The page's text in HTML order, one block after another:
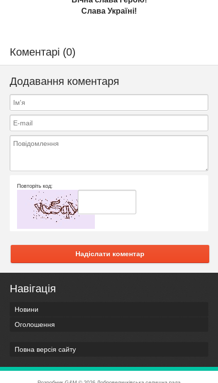
Слава Україні!
Коментарі (0)
Додавання коментаря
Повторіть код:
Надіслати коментар
Навігація
Новини
Оголошення
Повна версія сайту